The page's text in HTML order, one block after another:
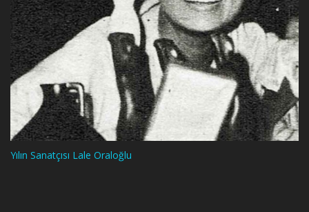
Yılın Sanatçısı Lale Oraloğlu